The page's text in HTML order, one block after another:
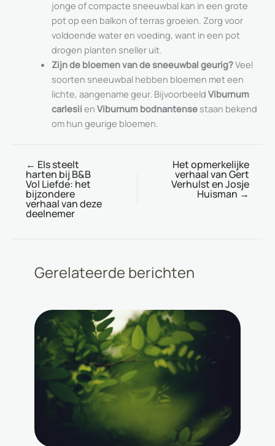
jonge of compacte sneeuwbal kan in een grote
pot op een balkon of terras groeien. Zorg voor
voldoende water en voeding, want in een pot
drogen planten sneller uit.
Zijn de bloemen van de sneeuwbal geurig?Veel
soorten sneeuwbal hebben bloemen met een
lichte, aangename geur. Bijvoorbeeld Viburnum
carlesii en Viburnum bodnantensestaan bekend
om hun geurige bloemen.
← Els steelt
harten bij B&B
Vol Liefde: het
bijzondere
verhaal van deze
deelnemer
Het opmerkelijke
verhaal van Gert
Verhulst en Josje
Huisman →
Gerelateerde berichten